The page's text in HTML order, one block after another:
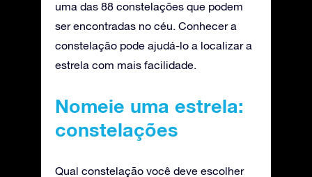
uma das 88 constelações que podem
ser encontradas no céu. Conhecer a
constelação pode ajudá-lo a localizar a
estrela com mais facilidade.
Nomeie uma estrela:
constelações
Qual constelação você deve escolher